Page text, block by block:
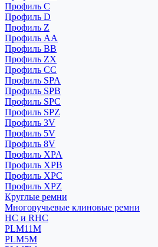
Профиль C
Профиль D
Профиль Z
Профиль АА
Профиль BB
Профиль ZX
Профиль CC
Профиль SPA
Профиль SPB
Профиль SPC
Профиль SPZ
Профиль 3V
Профиль 5V
Профиль 8V
Профиль XPA
Профиль XPB
Профиль XPC
Профиль XPZ
Круглые ремни
Многоручьевые клиновые ремни
HC и RHC
PLM11M
PLM5M